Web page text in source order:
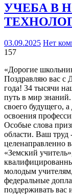
УЧЕБА В
03.09.2025 Нет
157
«Дорогие
Поздравляю вас с
года! 34 тысячи
путь в мир
своего будущего,
освоения
Особые слова
области. Ваш труд
целенаправленно
«Земский
молодым
федеральные
поддерживать вас